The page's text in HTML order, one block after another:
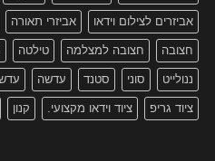
אביזרים לצילום וידאו אביזרי תאורה
חצובה חצובה למצלמה טילטה
ננולייט סוני סטנד עדשה
ציוד גריפ ציוד וידאו מקצועי. קנון